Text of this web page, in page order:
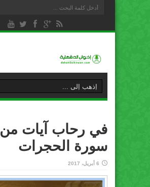
في رحاب آيات من
سورة الحجرات
6 أبريل، 2017